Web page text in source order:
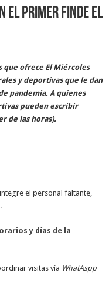
el primer finde el
que ofrece El Miércoles
y deportivas que le dan
pandemia. A quienes
pueden escribir
de las horas).
el personal faltante,
y días de la
visitas vía WhatAspp